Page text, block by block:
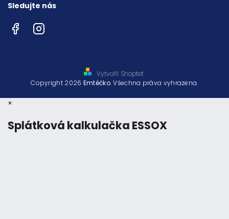
Sledujte nás
FacebookInstagram
Vytvořil Shoptet
Copyright 2026 Emtéčko. Všechna práva vyhrazena.
×
Splátková kalkulačka ESSOX